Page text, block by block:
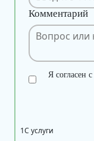
Комментарий
Я согласен с
1С услуги